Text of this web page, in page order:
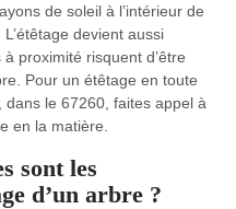
de soleil à l’intérieur de
devient aussi
proximité risquent d’être
Pour un étêtage en toute
le 67260, faites appel à
en la matière.
sont les
d’un arbre ?